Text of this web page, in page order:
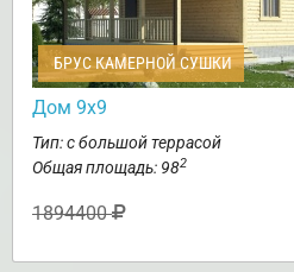
БРУС КАМЕРНОЙ СУШКИ
Дом 9х9
Тип: с большой террасой
Общая площадь: 982
1894400